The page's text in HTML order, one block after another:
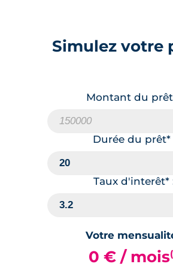
Simulez votre
Montant du
Durée du prêt*
Taux d'interêt*
Votre
0 € / mois